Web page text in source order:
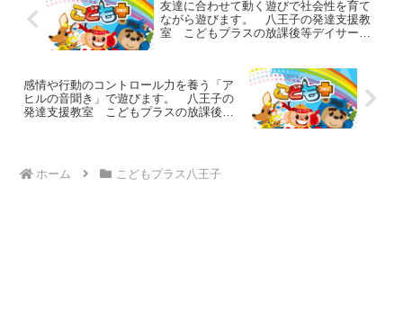
友達に合わせて動く遊びで社会性を育て
ながら遊びます。 八王子の発達支援教
室 こどもプラスの放課後等デイサービ
感情や行動のコントロール力を養う「ア
ヒルの音聞き」で遊びます。 八王子の
発達支援教室 こどもプラスの放課後等
ホーム こどもプラス八王子